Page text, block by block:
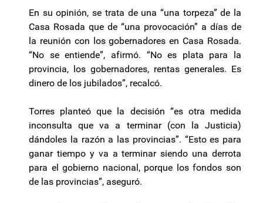
En su opinión, se trata de una “una torpeza” de la
Casa Rosada que de “una provocación” a días de
la reunión con los gobernadores en Casa Rosada.
“No se entiende”, afirmó. “No es plata para la
provincia, los gobernadores, rentas generales. Es
dinero de los jubilados”, recalcó.
Torres planteó que la decisión “es otra medida
inconsulta que va a terminar (con la Justicia)
dándoles la razón a las provincias”. “Esto es para
ganar tiempo y va a terminar siendo una derrota
para el gobierno nacional, porque los fondos son
de las provincias”, aseguró.